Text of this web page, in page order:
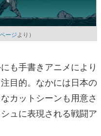
ージより）
も手書きアニメにより
目的。なかには日本の
カットシーンも用意さ
ュに表現される戦闘ア